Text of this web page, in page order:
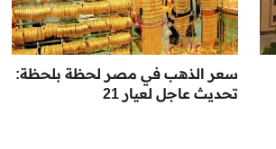
سعر الذهب في مصر لحظة بلحظة:
تحديث عاجل لعيار 21